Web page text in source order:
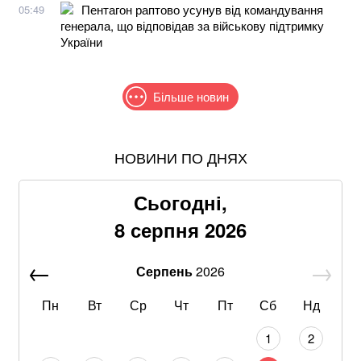
05:49
Пентагон раптово усунув від командування
генерала, що відповідав за військову підтримку
України
Більше новин
Понад 9,2 млрд грн: що відомо про нову гучну
Хацкевич: Гуцуляк навіть не прийшов потиснути
Хвиля похолодання накриє Україну: Діденко назвала
Через повагу до Реалу: Родрі отримуватиме в
НОВИНИ ПО ДНЯХ
Сьогодні,
8 серпня 2026
Серпень2026
Пн
Вт Ср Чт Пт Сб Нд
1
2